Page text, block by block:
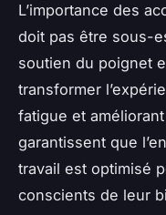
L’importance des
doit pas être sous-
soutien du poignet
transformer
fatigue et
garantissent que
travail est optimisé
conscients de leur